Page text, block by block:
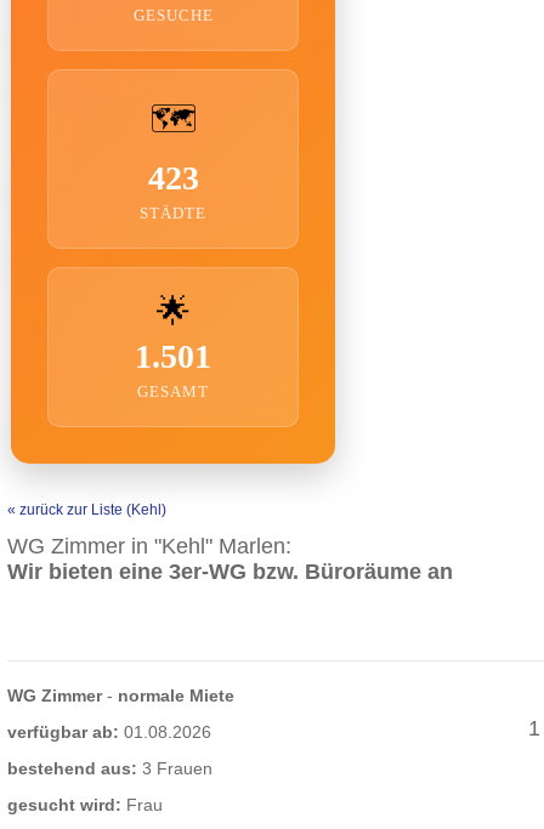
GESUCHE
🗺️
423
STÄDTE
🌟
1.501
GESAMT
« zurück zur Liste (Kehl)
WG Zimmer in "Kehl" Marlen:
Wir bieten eine 3er-WG bzw. Büroräume an
WG Zimmer- normale Miete
verfügbar ab: 01.08.2026
bestehend aus: 3 Frauen
gesucht wird: Frau